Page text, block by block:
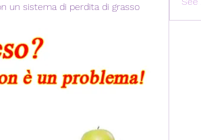
un sistema di perdita di grasso